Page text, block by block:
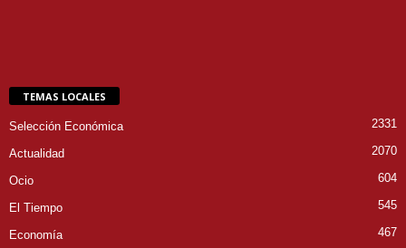
TEMAS LOCALES
Selección Económica 2331
Actualidad 2070
Ocio 604
El Tiempo 545
Economía 467